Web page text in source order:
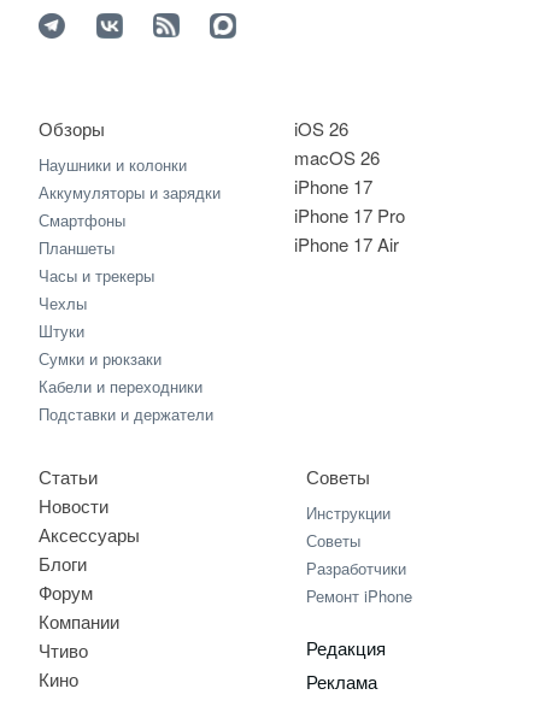
iOS 26
macOS 26
iPhone 17
iPhone 17 Pro
iPhone 17 Air
Обзоры
Наушники и колонки
Аккумуляторы и зарядки
Смартфоны
Планшеты
Часы и трекеры
Чехлы
Штуки
Сумки и рюкзаки
Кабели и переходники
Подставки и держатели
Статьи
Новости
Аксессуары
Блоги
Форум
Компании
Чтиво
Кино
Советы
Инструкции
Советы
Разработчики
Ремонт iPhone
Редакция
Реклама